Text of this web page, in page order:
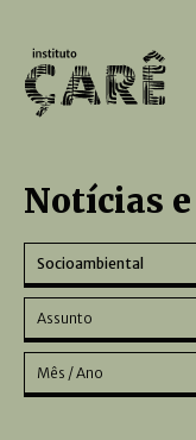
Notícias
Socioambiental
Assunto
Mês / Ano